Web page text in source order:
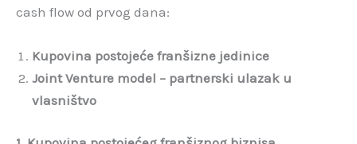
cash flow od prvog dana:
Kupovina postojeće franšizne jedinice
Joint Venture model – partnerski ulazak u
vlasništvo